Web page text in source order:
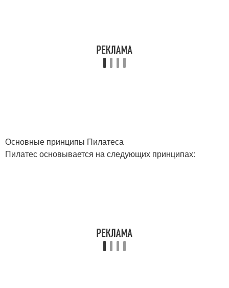
Основные принципы Пилатеса
Пилатес основывается на следующих принципах: